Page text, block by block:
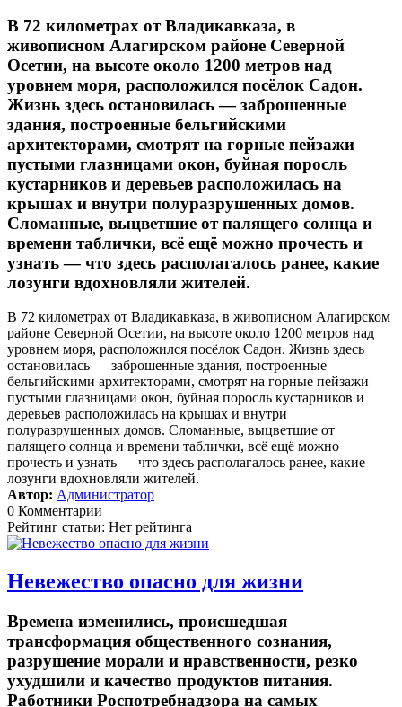
В 72 километрах от Владикавказа, в
живописном Алагирском районе Северной
Осетии, на высоте около 1200 метров над
уровнем моря, расположился посёлок Садон.
Жизнь здесь остановилась — заброшенные
здания, построенные бельгийскими
архитекторами, смотрят на горные пейзажи
пустыми глазницами окон, буйная поросль
кустарников и деревьев расположилась на
крышах и внутри полуразрушенных домов.
Сломанные, выцветшие от палящего солнца и
времени таблички, всё ещё можно прочесть и
узнать — что здесь располагалось ранее, какие
лозунги вдохновляли жителей.
В 72 километрах от Владикавказа, в живописном Алагирском
районе Северной Осетии, на высоте около 1200 метров над
уровнем моря, расположился посёлок Садон. Жизнь здесь
остановилась — заброшенные здания, построенные
бельгийскими архитекторами, смотрят на горные пейзажи
пустыми глазницами окон, буйная поросль кустарников и
деревьев расположилась на крышах и внутри
полуразрушенных домов. Сломанные, выцветшие от
палящего солнца и времени таблички, всё ещё можно
прочесть и узнать — что здесь располагалось ранее, какие
лозунги вдохновляли жителей.
Автор: Администратор
0 Комментарии
Рейтинг статьи: Нет рейтинга
Невежество опасно для жизни
Времена изменились, происшедшая
трансформация общественного сознания,
разрушение морали и нравственности, резко
ухудшили и качество продуктов питания.
Работники Роспотребнадзора на самых